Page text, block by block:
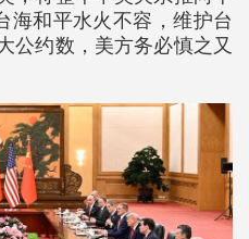
海和平水火不容，维护台
公约数，美方务必慎之又